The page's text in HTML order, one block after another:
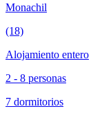
Monachil
(18)
Alojamiento entero
2 - 8 personas
7 dormitorios